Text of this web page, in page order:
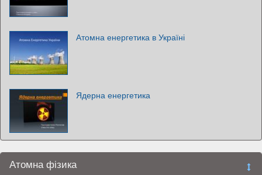
Атомна енергетика в Україні
Ядерна енергетика
Атомна фізика